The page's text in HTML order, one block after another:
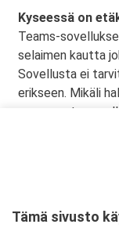
Kyseessä on
Teams-
selaimen kautta
Sovellusta ei
erikseen. Mikäli
sen omasta
Ajankohta
Tämä sivusto